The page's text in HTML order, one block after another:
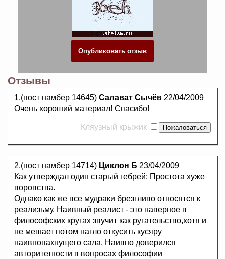
Отзывы
1.(пост намбер 14645) Салават Сычёв 22/04/2009
Очень хороший материал! Спасибо!
Кляузный крыжик
2.(пост намбер 14714) Циклон Б 23/04/2009
Как утверждал один старый гебрей: Простота хуже
воровства.
Однако как же все мудраки брезгливо относятся к
реализьму. Наивный реалист - это наверное в
философских кругах звучит как ругательство,хотя и
не мешает потом нагло откусить кусяру
наивнопахнущего сала. Наивно доверился
авторитетности в вопросах философии